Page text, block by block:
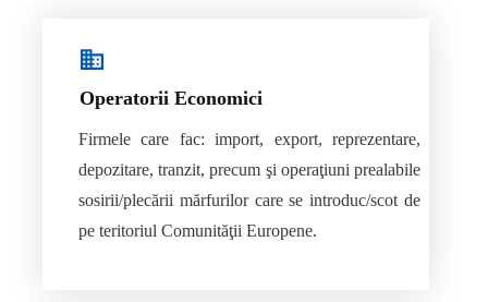
Operatorii Economici
Firmele care fac: import, export, reprezentare,
depozitare, tranzit, precum şi operaţiuni prealabile
sosirii/plecării mărfurilor care se introduc/scot de
pe teritoriul Comunităţii Europene.